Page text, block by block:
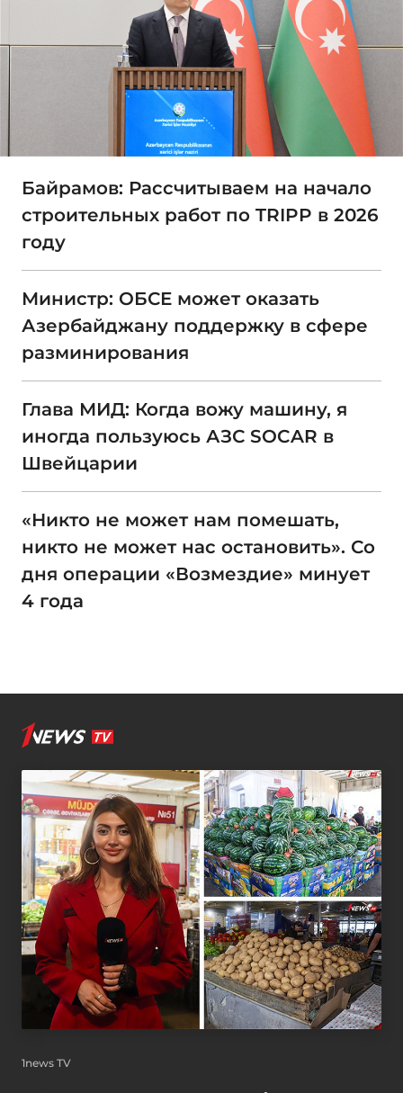
Байрамов: Рассчитываем на начало
строительных работ по TRIPP в 2026
году
Министр: ОБСЕ может оказать
Азербайджану поддержку в сфере
разминирования
Глава МИД: Когда вожу машину, я
иногда пользуюсь АЗС SOCAR в
Швейцарии
«Никто не может нам помешать,
никто не может нас остановить». Со
дня операции «Возмездие» минует
4 года
1news TV